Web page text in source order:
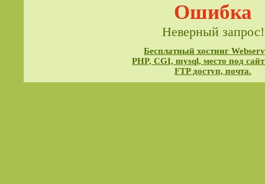
Ошибка
Неверный запрос!
Бесплатный хостинг
PHP, CGI, mysql, место под
FTP доступ, почта.